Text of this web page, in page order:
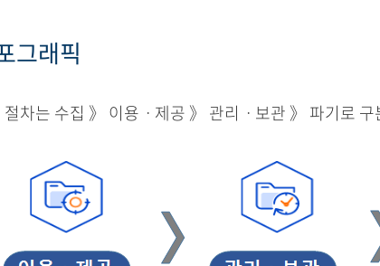
그래픽
차는 수집 》 이용ㆍ제공 》 관리ㆍ보관 》 파기로